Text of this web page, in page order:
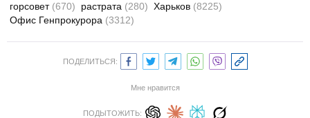
горсовет (670) растрата (280) Харьков (8225)
Офис Генпрокурора (3312)
ПОДЕЛИТЬСЯ:
Мне нравится
ПОДЫТОЖИТЬ: